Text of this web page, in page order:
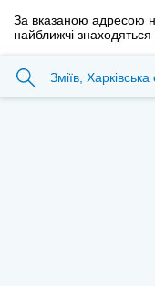
За вказаною адресою
найближчі